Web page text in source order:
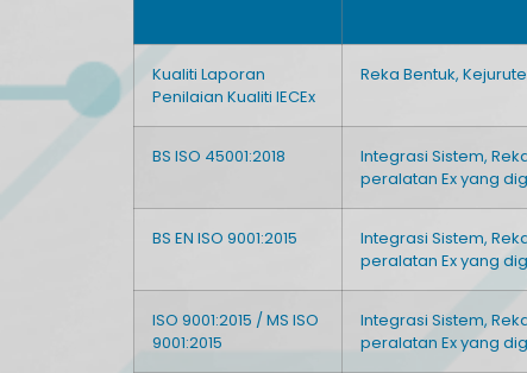
Kualiti Laporan
Penilaian Kualiti IECEx
Reka Bentuk,
BS ISO 45001:2018
Integrasi Sistem,
peralatan Ex yang
BS EN ISO 9001:2015
Integrasi Sistem,
peralatan Ex yang
ISO 9001:2015 / MS ISO
9001:2015
Integrasi Sistem,
peralatan Ex yang